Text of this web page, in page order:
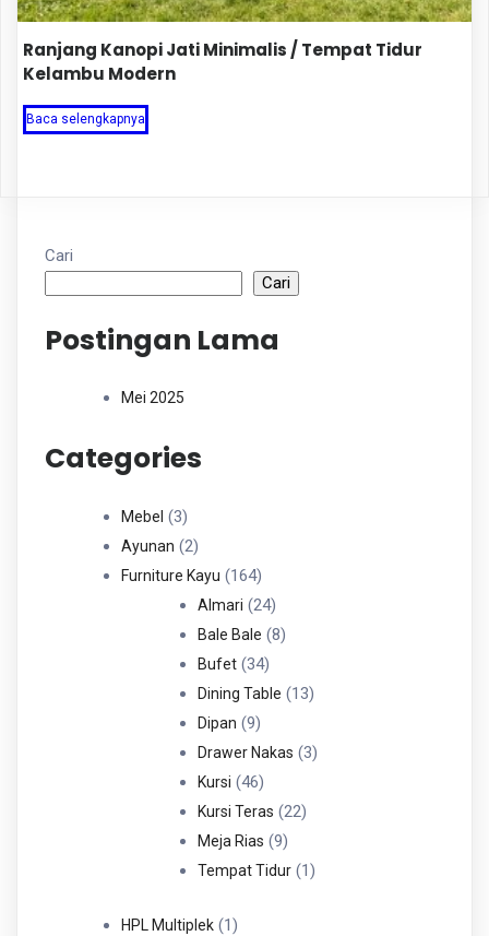
Ranjang Kanopi Jati Minimalis / Tempat Tidur
Kelambu Modern
Baca selengkapnya
Cari
Cari
Postingan Lama
Mei 2025
Categories
Mebel 33
Produk
Ayunan 22
Produk
Furniture Kayu 164164
Produk
Almari 2424
Produk
Bale Bale 88
Bufet 3434
Produk
Dining Table 1313
Dipan 99
Produk
Drawer Nakas 33
Kursi 4646
Produk
Kursi Teras 2222
Meja Rias 99
Produk
Tempat Tidur 11
HPL Multiplek 11